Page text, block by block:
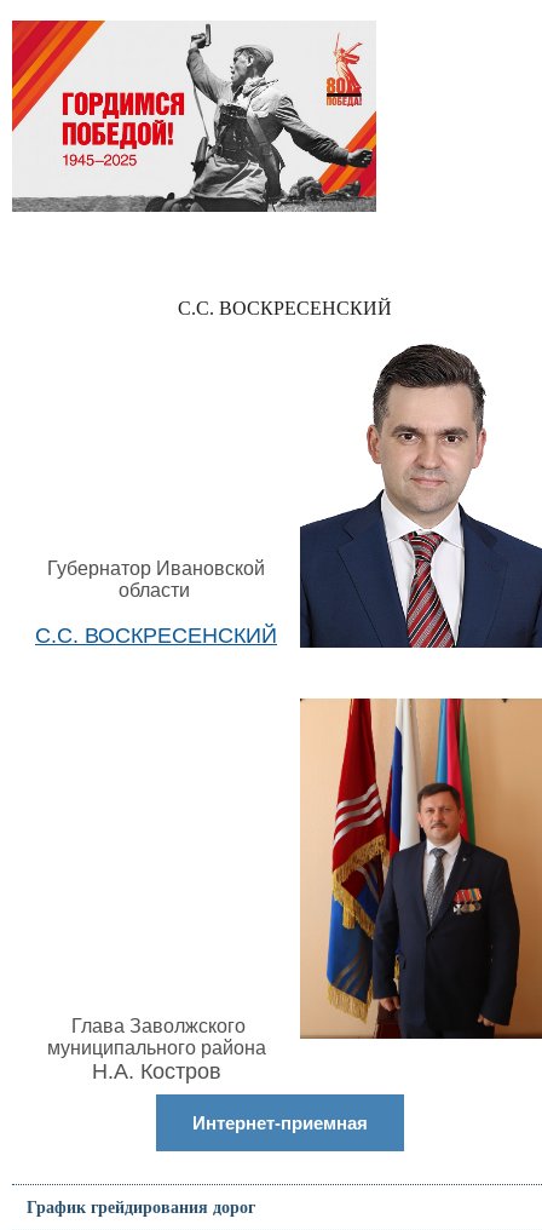
С.С. ВОСКРЕСЕНСКИЙ
Губернатор Ивановской
области
С.С. ВОСКРЕСЕНСКИЙ
Глава Заволжского
муниципального района
Н.А. Костров
Интернет-приемная
График грейдирования дорог